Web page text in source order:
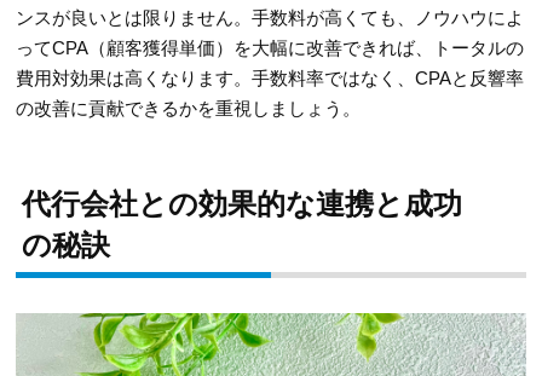
ンスが良いとは限りません。手数料が高くても、ノウハウによ
ってCPA（顧客獲得単価）を大幅に改善できれば、トータルの
費用対効果は高くなります。手数料率ではなく、CPAと反響率
の改善に貢献できるかを重視しましょう。
代行会社との効果的な連携と成功
の秘訣